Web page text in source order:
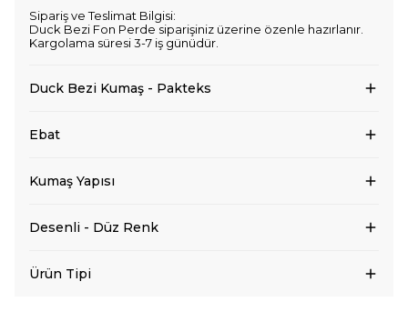
Sipariş ve Teslimat Bilgisi:
Duck Bezi Fon Perde siparişiniz üzerine özenle hazırlanır.
Kargolama süresi 3-7 iş günüdür.
Duck Bezi Kumaş - Pakteks
Ebat
Kumaş Yapısı
Desenli - Düz Renk
Ürün Tipi